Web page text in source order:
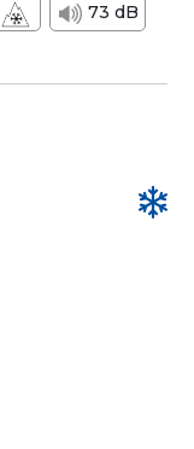
73 dB